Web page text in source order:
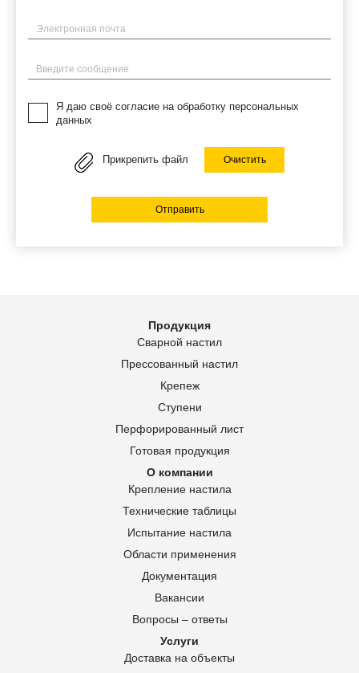
Электронная почта
Введите сообщение
Я даю своё согласие на обработку персональных
данных
Прикрепить файл Очистить
Отправить
Продукция
Сварной настил
Прессованный настил
Крепеж
Ступени
Перфорированный лист
Готовая продукция
О компании
Крепление настила
Технические таблицы
Испытание настила
Области применения
Документация
Вакансии
Вопросы – ответы
Услуги
Доставка на объекты